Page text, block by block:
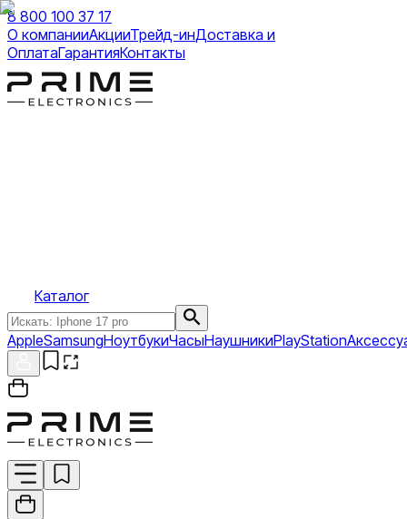
8 800 100 37 17
О компанииАкцииТрейд-инДоставка и
ОплатаГарантияКонтакты
Каталог
AppleSamsungНоутбукиЧасыНаушникиPlayStation